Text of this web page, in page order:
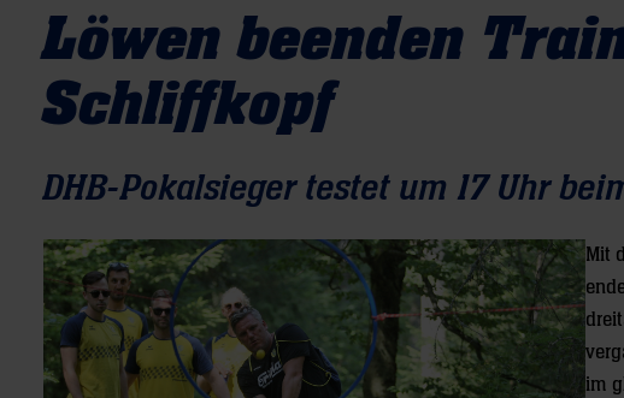
Löwen beenden
Schliffkopf
DHB-Pokalsieger testet um 17 Uhr
Mit
im